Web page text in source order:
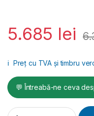
5.685 lei
ℹ️ Preț cu TVA și timbru
💬 Întreabă-ne ceva
Mașină de spălat cu